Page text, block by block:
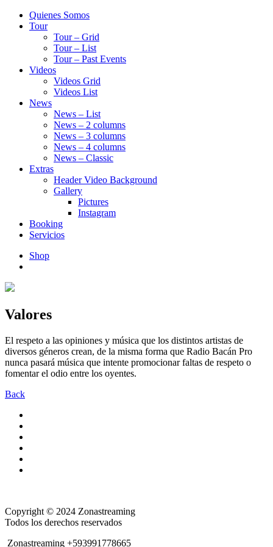
Quienes Somos
Tour
Tour – Grid
Tour – List
Tour – Past Events
Videos
Videos Grid
Videos List
News
News – List
News – 2 columns
News – 3 columns
News – 4 columns
News – Classic
Extras
Header Video Background
Gallery
Pictures
Instagram
Booking
Servicios
Shop
Valores
El respeto a las opiniones y música que los distintos artistas de
diversos géneros crean, de la misma forma que Radio Bacán Pro
nunca pasará música que intente promocionar faltas de respeto o
fomentar el odio entre los oyentes.
Back
Copyright © 2024 Zonastreaming
Todos los derechos reservados
Zonastreaming +593991778665